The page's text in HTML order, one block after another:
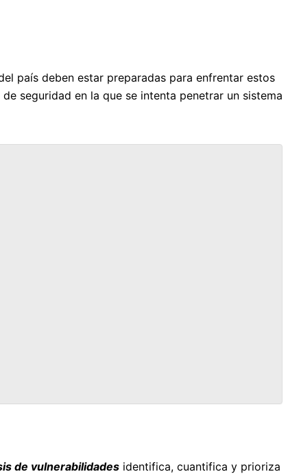
país deben estar preparadas para enfrentar estos
de seguridad en la que se intenta penetrar un sistema
de vulnerabilidades identifica, cuantifica y prioriza